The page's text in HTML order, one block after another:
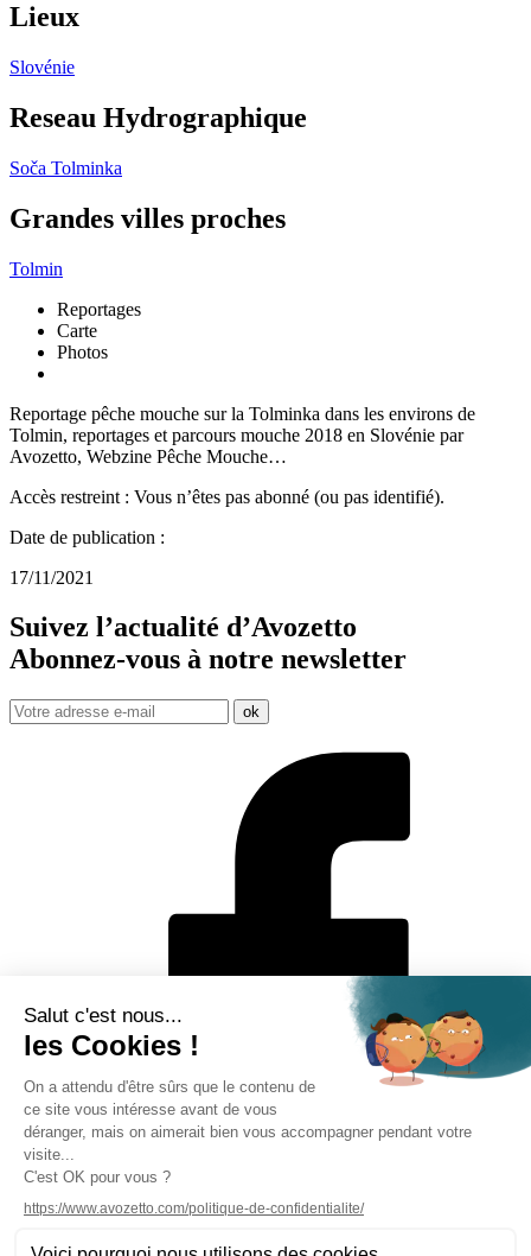
Lieux
Slovénie
Reseau Hydrographique
Soča Tolminka
Grandes villes proches
Tolmin
Reportages
Carte
Photos
Reportage pêche mouche sur la Tolminka dans les environs de
Tolmin, reportages et parcours mouche 2018 en Slovénie par
Avozetto, Webzine Pêche Mouche…
Accès restreint : Vous n’êtes pas abonné (ou pas identifié).
Date de publication :
17/11/2021
Suivez l’actualité d’Avozetto
Abonnez-vous à notre newsletter
Mentions légales